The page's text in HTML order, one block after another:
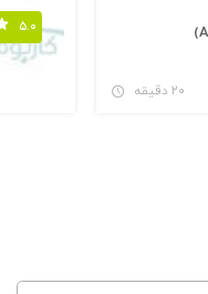
مدیریت فرایند استخدام (ATS)
۲۰ دقیقه
۵.۰